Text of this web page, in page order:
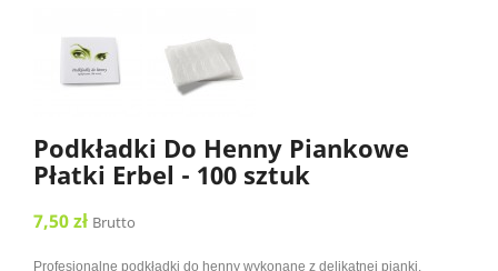
Podkładki Do Henny Piankowe
Płatki Erbel - 100 sztuk
7,50 zł Brutto
Profesjonalne podkładki do henny wykonane z delikatnej pianki.